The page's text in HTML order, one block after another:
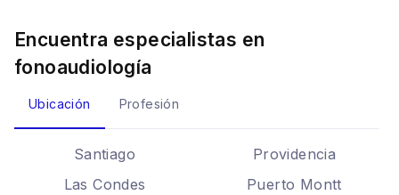
Encuentra especialistas en
fonoaudiología
Ubicación Profesión
Santiago
Providencia
Las Condes
Puerto Montt